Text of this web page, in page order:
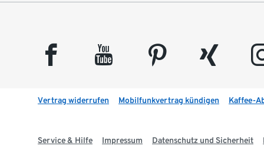
facebook youtube pinterest xing
Vertrag widerrufen Mobilfunkvertrag kündigen Kaffee-
Service & Hilfe Impressum Datenschutz und Sicherheit